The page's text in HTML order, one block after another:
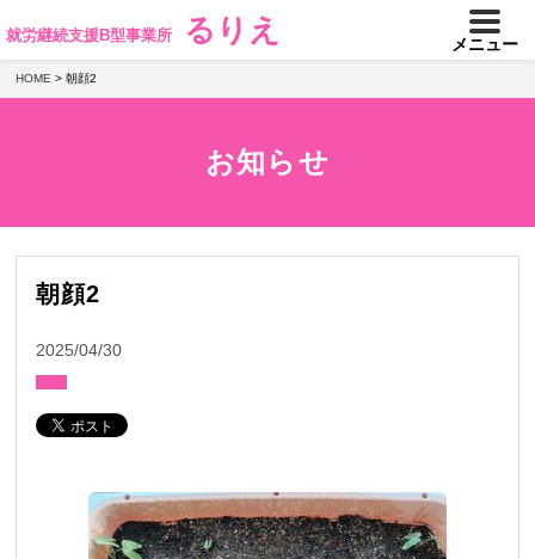
就労継続支援B型事業所 るりえ メニュー
HOME > 朝顔2
お知らせ
朝顔2
2025/04/30